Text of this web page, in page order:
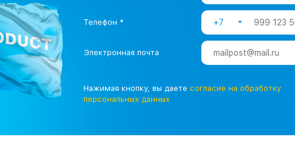
Телефон * +7
Электронная почта
Нажимая кнопку, вы даете согласие на обработку
персональных данных